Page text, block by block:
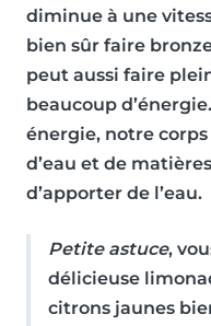
diminue à une
bien sûr faire
peut aussi faire
beaucoup
énergie, notre corps
d’eau et de
d’apporter de l’eau.
Petite astuce,
délicieuse
citrons jaunes